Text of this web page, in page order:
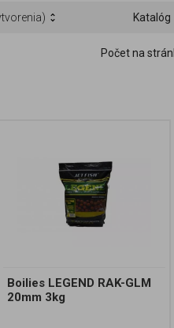
Katalóg
Počet na
Boilies LEGEND RAK-GLM
20mm 3kg